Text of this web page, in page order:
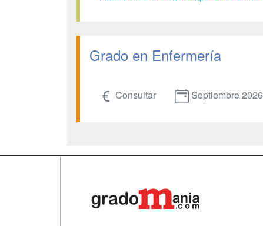
Grado en Enfermería
Consultar Septiembre 2026